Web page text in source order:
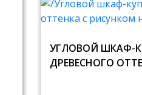
УГЛОВОЙ ШКАФ-
ДРЕВЕСНОГО